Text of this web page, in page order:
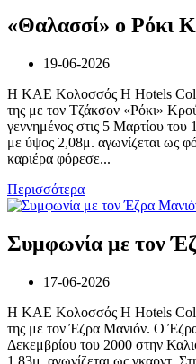
«Θαλασσί» ο Ρόκι
19-06-2026
Η ΚΑΕ Κολοσσός H Hotels
της με τον Τζάκσον «Ρόκι»
γεννημένος στις 5 Μαρτίου
με ύψος 2,08μ. αγωνίζεται ως
καριέρα φόρεσε...
Περισσότερα
Συμφωνία με τον
17-06-2026
Η ΚΑΕ Κολοσσός H Hotels
της με τον Έζρα Μανιόν. Ο Έζρα
Δεκεμβρίου του 2000 στην
1,83μ. αγωνίζεται ως γκαρντ.